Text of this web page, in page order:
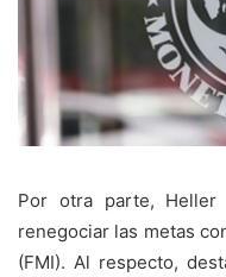
Por otra parte, Heller
renegociar las metas
(FMI). Al respecto,